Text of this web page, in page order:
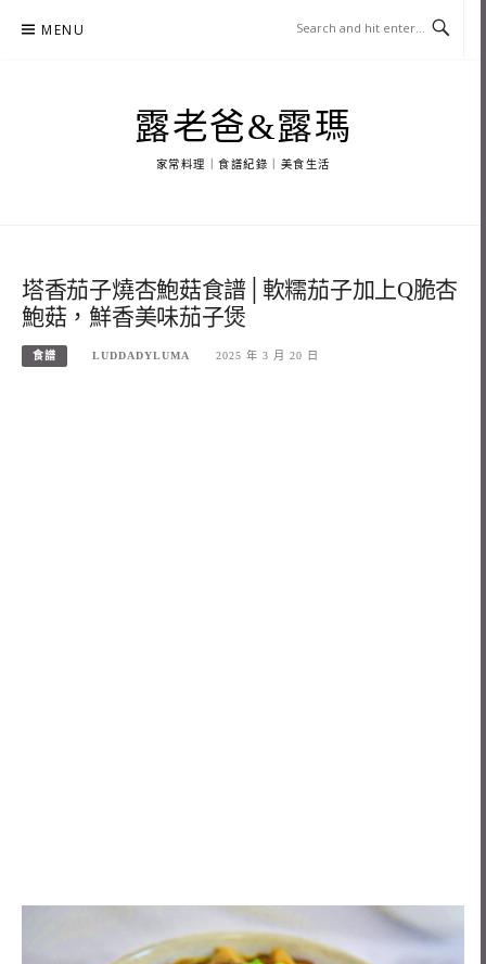
MENU
露老爸&露瑪
家常料理｜食譜紀錄｜美食生活
塔香茄子燒杏鮑菇食譜│軟糯茄子加上Q脆杏
鮑菇，鮮香美味茄子煲
食譜 LUDDADYLUMA 2025 年 3 月 20 日